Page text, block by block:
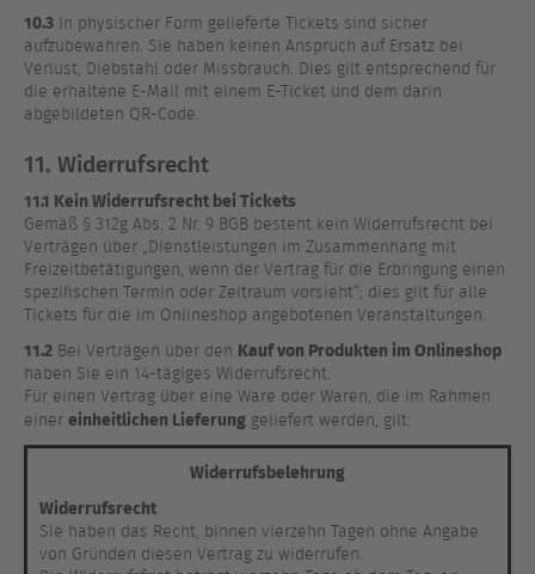
10.3 In physischer Form gelieferte Tickets sind sicher
aufzubewahren. Sie haben keinen Anspruch auf Ersatz bei
Verlust, Diebstahl oder Missbrauch. Dies gilt entsprechend für
die erhaltene E-Mail mit einem E-Ticket und dem darin
abgebildeten QR-Code.
11. Widerrufsrecht
11.1 Kein Widerrufsrecht bei Tickets
Gemäß § 312g Abs. 2 Nr. 9 BGB besteht kein Widerrufsrecht bei
Verträgen über „Dienstleistungen im Zusammenhang mit
Freizeitbetätigungen, wenn der Vertrag für die Erbringung einen
spezifischen Termin oder Zeitraum vorsieht“; dies gilt für alle
Tickets für die im Onlineshop angebotenen Veranstaltungen.
11.2 Bei Verträgen über den Kauf von Produkten im Onlineshop
haben Sie ein 14-tägiges Widerrufsrecht.
Für einen Vertrag über eine Ware oder Waren, die im Rahmen
einer einheitlichen Lieferung geliefert werden, gilt:
Widerrufsbelehrung
Widerrufsrecht
Sie haben das Recht, binnen vierzehn Tagen ohne Angabe
von Gründen diesen Vertrag zu widerrufen.